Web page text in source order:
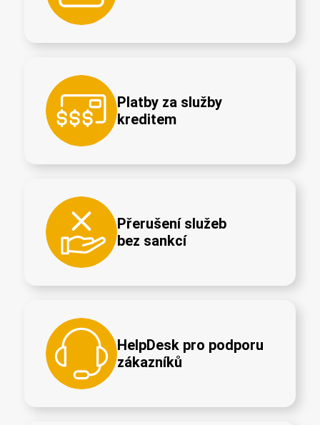
Platby za služby
kreditem
Přerušení služeb
bez sankcí
HelpDesk pro podporu
zákazníků